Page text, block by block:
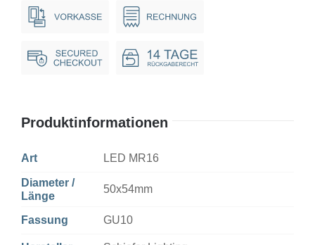
927
36°
Dim
Produktinformationen
Art LED MR16
Diameter /
Länge
50x54mm
Fassung GU10